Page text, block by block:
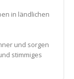
in ländlichen
und sorgen
stimmiges